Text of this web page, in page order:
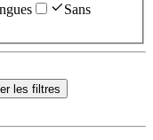
Sans
les filtres